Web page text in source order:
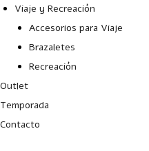
Viaje y Recreación
Accesorios para Viaje
Brazaletes
Recreación
Outlet
Temporada
Contacto